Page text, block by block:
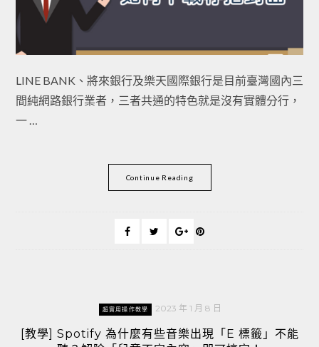
LINE BANK、將來銀行及樂天國際銀行是目前臺灣國內三
間純網路銀行業者，三者共通的特色就是沒有實體分行，
一 …
Continue Reading
超實用操作教學 2023 年 1 月 8 日
[教學] Spotify 為什麼有些音樂出現「E 標籤」不能